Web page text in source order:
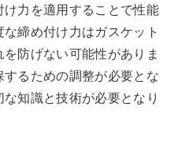
力を適用することで性能
締め付け力はガスケット
防げない可能性がありま
るための調整が必要とな
知識と技術が必要となり